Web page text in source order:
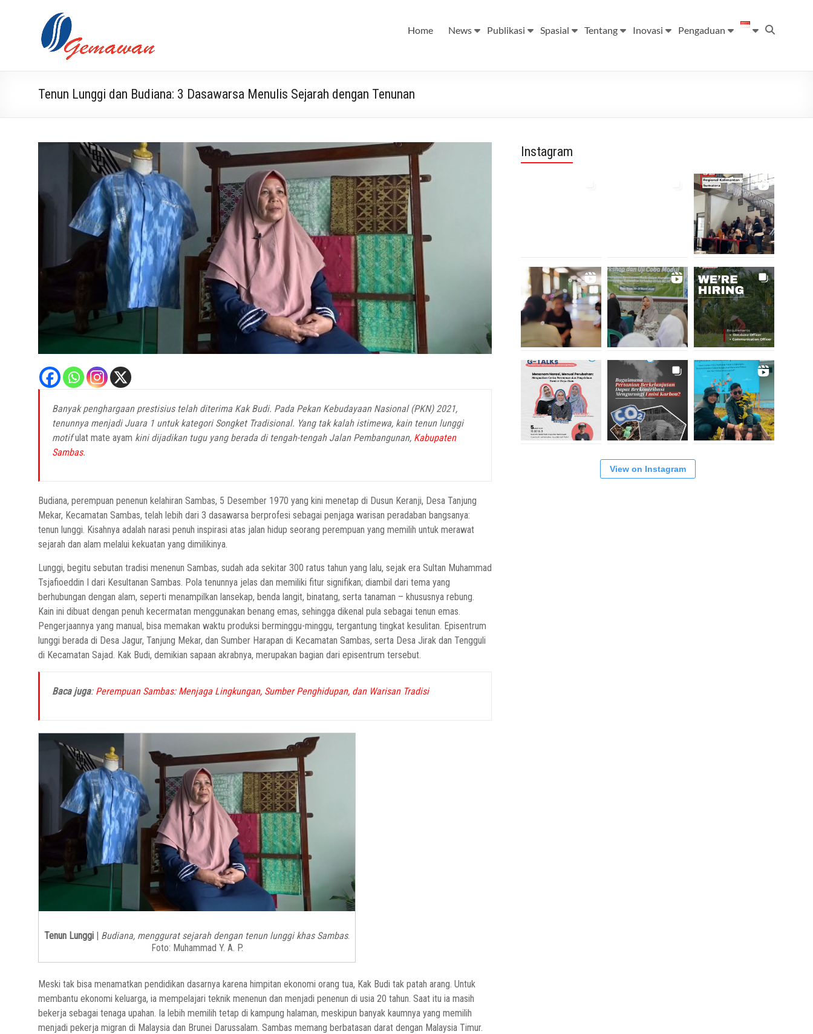
Lembaga
Gemawan
Masyarakat
Swadaya
dan Mandiri
Home News Publikasi Spasial Tentang Inovasi Pengaduan
Tenun Lunggi dan Budiana: 3 Dasawarsa Menulis Sejarah dengan Tenunan
Banyak penghargaan prestisius telah diterima Kak Budi. Pada Pekan Kebudayaan Nasional (PKN) 2021,
tenunnya menjadi Juara 1 untuk kategori Songket Tradisional. Yang tak kalah istimewa, kain tenun lunggi
motifulat mate ayam kini dijadikan tugu yang berada di tengah-tengah Jalan Pembangunan, Kabupaten
Sambas.
Budiana, perempuan penenun kelahiran Sambas, 5 Desember 1970 yang kini menetap di Dusun Keranji, Desa Tanjung
Mekar, Kecamatan Sambas, telah lebih dari 3 dasawarsa berprofesi sebagai penjaga warisan peradaban bangsanya:
tenun lunggi. Kisahnya adalah narasi penuh inspirasi atas jalan hidup seorang perempuan yang memilih untuk merawat
sejarah dan alam melalui kekuatan yang dimilikinya.
Lunggi, begitu sebutan tradisi menenun Sambas, sudah ada sekitar 300 ratus tahun yang lalu, sejak era Sultan Muhammad
Tsjafioeddin I dari Kesultanan Sambas. Pola tenunnya jelas dan memiliki fitur signifikan; diambil dari tema yang
berhubungan dengan alam, seperti menampilkan lansekap, benda langit, binatang, serta tanaman – khususnya rebung.
Kain ini dibuat dengan penuh kecermatan menggunakan benang emas, sehingga dikenal pula sebagai tenun emas.
Pengerjaannya yang manual, bisa memakan waktu produksi berminggu-minggu, tergantung tingkat kesulitan. Episentrum
lunggi berada di Desa Jagur, Tanjung Mekar, dan Sumber Harapan di Kecamatan Sambas, serta Desa Jirak dan Tengguli
di Kecamatan Sajad. Kak Budi, demikian sapaan akrabnya, merupakan bagian dari episentrum tersebut.
Baca juga: Perempuan Sambas: Menjaga Lingkungan, Sumber Penghidupan, dan Warisan Tradisi
Tenun Lunggi | Budiana, menggurat sejarah dengan tenun lunggi khas Sambas.
Foto: Muhammad Y. A. P.
Meski tak bisa menamatkan pendidikan dasarnya karena himpitan ekonomi orang tua, Kak Budi tak patah arang. Untuk
membantu ekonomi keluarga, ia mempelajari teknik menenun dan menjadi penenun di usia 20 tahun. Saat itu ia masih
bekerja sebagai tenaga upahan. Ia lebih memilih tetap di kampung halaman, meskipun banyak kaumnya yang memilih
menjadi pekerja migran di Malaysia dan Brunei Darussalam. Sambas memang berbatasan darat dengan Malaysia Timur.
Instagram
View on Instagram